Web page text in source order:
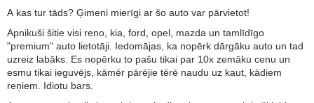
A kas tur tāds? Ģimeni mierīgi ar šo auto var pārvietot!
Apnikuši šitie visi reno, kia, ford, opel, mazda un tamlīdīgo
"premium" auto lietotāji. Iedomājas, ka nopērk dārgāku auto un tad
uzreiz labāks. Es nopērku to pašu tikai par 10x zemāku cenu un
esmu tikai ieguvējs, kāmēr pārējie tērē naudu uz kaut, kādiem
reņiem. Idiotu bars.